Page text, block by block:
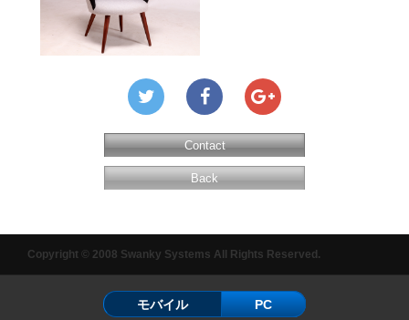
Contact
Back
Copyright © 2008 Swanky Systems All Rights Reserved.
モバイル PC